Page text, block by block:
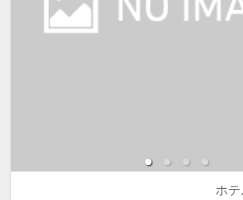
＃期間限定 ＃条件が合
ホ